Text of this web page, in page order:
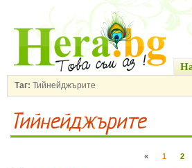
Таг: Тийнейджърите
Тийнейджърите
« 1 2